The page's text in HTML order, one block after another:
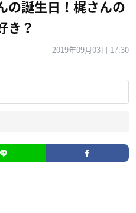
の誕生日！梶さんの
き？
2019年09月03日 17:30